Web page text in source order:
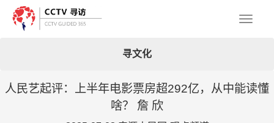
寻文化
人民艺起评：上半年电影票房超292亿，从中能读懂
啥？ 詹 欣